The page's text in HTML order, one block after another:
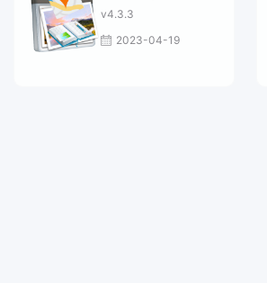
v4.3.3
2023-04-19